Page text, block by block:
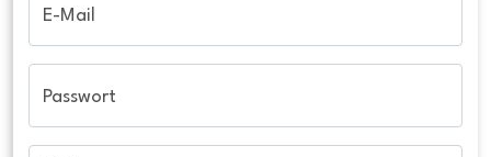
E-Mail
Passwort